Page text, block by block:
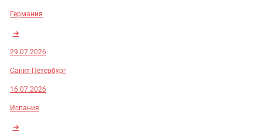
Германия
➜
29.07.2026
Санкт-Петербург
16.07.2026
Испания
➜